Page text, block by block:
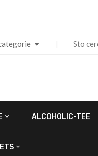
ALCOHOLIC-TEE